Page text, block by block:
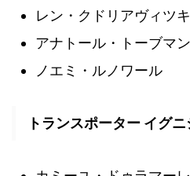
レン・クドリアヴィツキ
アナトール・トーブマン
ノエミ・ルノワール
トランスポーター イグ